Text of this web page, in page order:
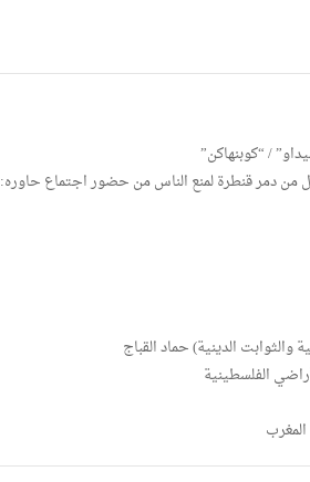
/ “كوبنهاكن”
من دمر قنطرة لمنع الناس من حضور اجتماع حاوره:
الدينية) حماد القباج
الفلسطينية